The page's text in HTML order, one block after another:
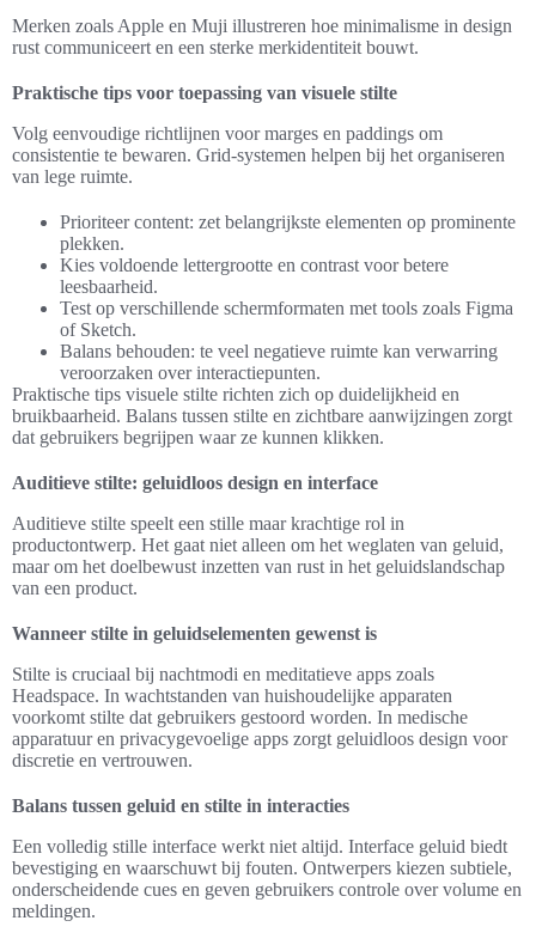
Merken zoals Apple en Muji illustreren hoe minimalisme in design
rust communiceert en een sterke merkidentiteit bouwt.
Praktische tips voor toepassing van visuele stilte
Volg eenvoudige richtlijnen voor marges en paddings om
consistentie te bewaren. Grid-systemen helpen bij het organiseren
van lege ruimte.
Prioriteer content: zet belangrijkste elementen op prominente
plekken.
Kies voldoende lettergrootte en contrast voor betere
leesbaarheid.
Test op verschillende schermformaten met tools zoals Figma
of Sketch.
Balans behouden: te veel negatieve ruimte kan verwarring
veroorzaken over interactiepunten.
Praktische tips visuele stilte richten zich op duidelijkheid en
bruikbaarheid. Balans tussen stilte en zichtbare aanwijzingen zorgt
dat gebruikers begrijpen waar ze kunnen klikken.
Auditieve stilte: geluidloos design en interface
Auditieve stilte speelt een stille maar krachtige rol in
productontwerp. Het gaat niet alleen om het weglaten van geluid,
maar om het doelbewust inzetten van rust in het geluidslandschap
van een product.
Wanneer stilte in geluidselementen gewenst is
Stilte is cruciaal bij nachtmodi en meditatieve apps zoals
Headspace. In wachtstanden van huishoudelijke apparaten
voorkomt stilte dat gebruikers gestoord worden. In medische
apparatuur en privacygevoelige apps zorgt geluidloos design voor
discretie en vertrouwen.
Balans tussen geluid en stilte in interacties
Een volledig stille interface werkt niet altijd. Interface geluid biedt
bevestiging en waarschuwt bij fouten. Ontwerpers kiezen subtiele,
onderscheidende cues en geven gebruikers controle over volume en
meldingen.